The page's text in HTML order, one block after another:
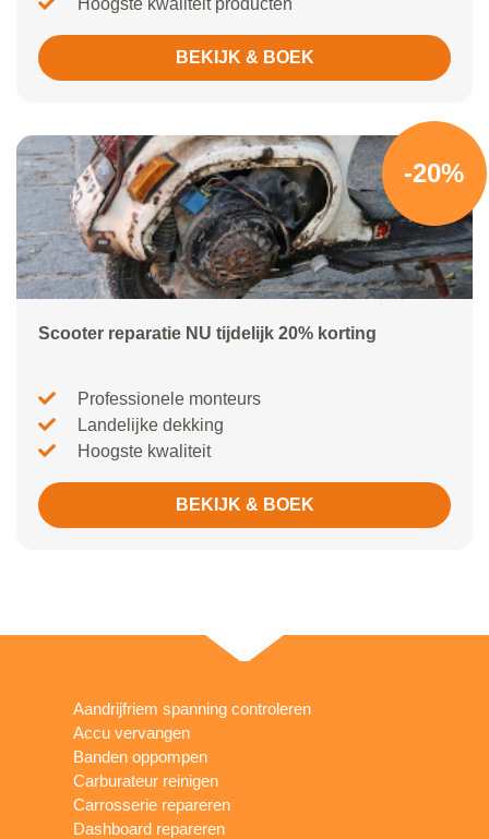
Hoogste kwaliteit producten
BEKIJK & BOEK
-20%
Scooter reparatie NU tijdelijk 20% korting
Professionele monteurs
Landelijke dekking
Hoogste kwaliteit
BEKIJK & BOEK
Aandrijfriem spanning controleren
Accu vervangen
Banden oppompen
Carburateur reinigen
Carrosserie repareren
Dashboard repareren